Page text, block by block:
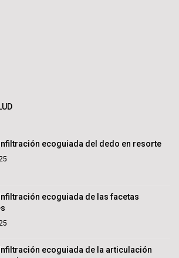
Infiltración ecoguiada del dedo en resorte
Infiltración ecoguiada de las facetas
Infiltración ecoguiada de la articulación